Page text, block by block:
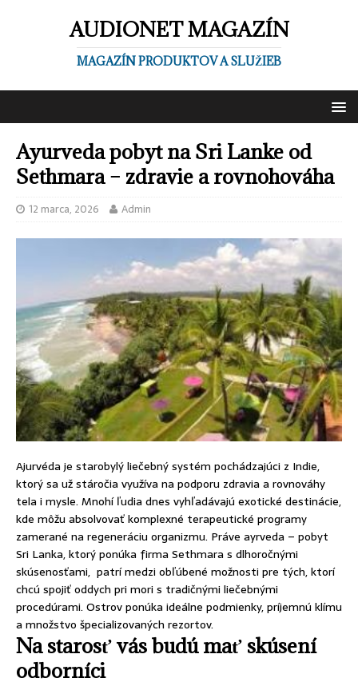
AUDIONET MAGAZÍN
MAGAZÍN PRODUKTOV A SLUŽIEB
Ayurveda pobyt na Sri Lanke od
Sethmara – zdravie a rovnohováha
12 marca, 2026 Admin
Ajurvéda je starobylý liečebný systém pochádzajúci z Indie,
ktorý sa už stáročia využíva na podporu zdravia a rovnováhy
tela i mysle. Mnohí ľudia dnes vyhľadávajú exotické destinácie,
kde môžu absolvovať komplexné terapeutické programy
zamerané na regeneráciu organizmu. Práve ayrveda – pobyt
Sri Lanka, ktorý ponúka firma Sethmara s dlhoročnými
skúsenosťami, patrí medzi obľúbené možnosti pre tých, ktorí
chcú spojiť oddych pri mori s tradičnými liečebnými
procedúrami. Ostrov ponúka ideálne podmienky, príjemnú klímu
a množstvo špecializovaných rezortov.
Na starosť vás budú mať skúsení
odborníci